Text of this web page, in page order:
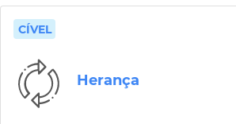
CÍVEL
Herança